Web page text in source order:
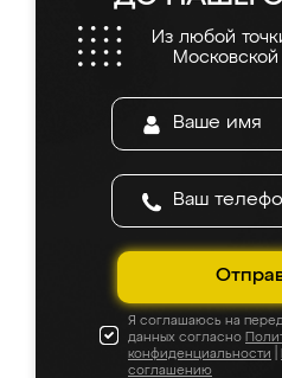
Из любой
Московской
Я соглашаюсь на
данных согласно
конфиденциальности
соглашению